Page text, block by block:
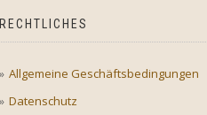
RECHTLICHES
Allgemeine Geschäftsbedingungen
Datenschutz